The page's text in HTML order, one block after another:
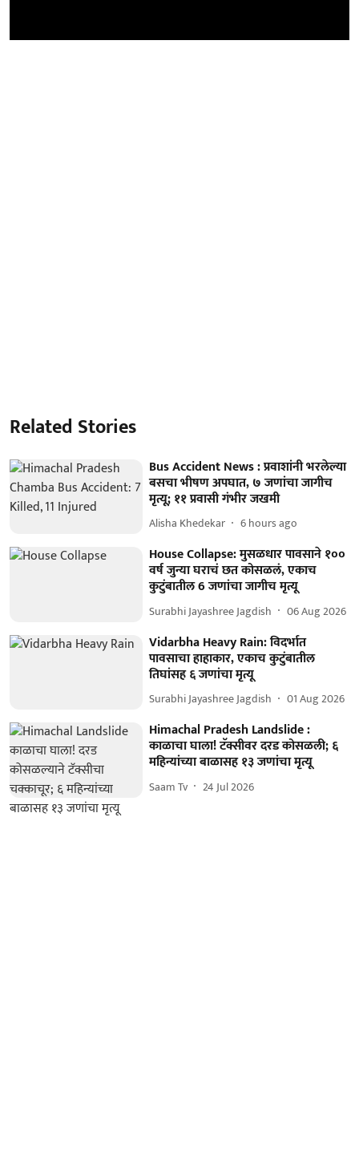
Related Stories
Bus Accident News : प्रवाशांनी भरलेल्या
बसचा भीषण अपघात, ७ जणांचा जागीच
मृत्यू; ११ प्रवासी गंभीर जखमी
Alisha Khedekar 6 hours ago
House Collapse: मुसळधार पावसाने १००
वर्ष जुन्या घराचं छत कोसळलं, एकाच
कुटुंबातील 6 जणांचा जागीच मृत्यू
Surabhi Jayashree Jagdish 06 Aug 2026
Vidarbha Heavy Rain: विदर्भात
पावसाचा हाहाकार, एकाच कुटुंबातील
तिघांसह ६ जणांचा मृत्यू
Surabhi Jayashree Jagdish 01 Aug 2026
Himachal Pradesh Landslide :
काळाचा घाला! टॅक्सीवर दरड कोसळली; ६
महिन्यांच्या बाळासह १३ जणांचा मृत्यू
Saam Tv 24 Jul 2026